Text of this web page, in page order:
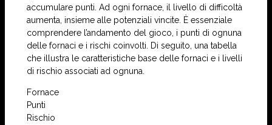
accumulare punti. Ad ogni fornace, il livello di difficoltà
aumenta, insieme alle potenziali vincite. È essenziale
comprendere l’andamento del gioco, i punti di ognuna
delle fornaci e i rischi coinvolti. Di seguito, una tabella
che illustra le caratteristiche base delle fornaci e i livelli
di rischio associati ad ognuna.
Fornace
Punti
Rischio